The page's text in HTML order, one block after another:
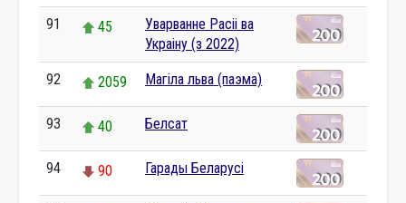
91 45
Уварванне Расіі ва
Украіну (з 2022)
92 2059 Магіла льва (паэма)
93 40 Белсат
94 90 Гарады Беларусі